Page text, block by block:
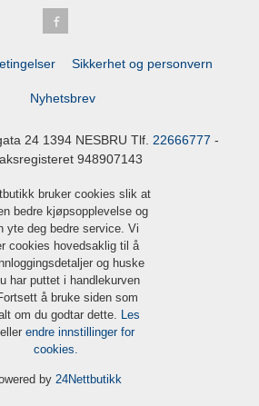
Sikkerhet og personvern
Nyhetsbrev
24 1394 NESBRU Tlf. 22666777 -
948907143
bruker cookies slik at
bedre kjøpsopplevelse og
yte deg bedre service. Vi
cookies hovedsaklig til å
og huske
har puttet i handlekurven
å bruke siden som
om du godtar dette.
Les
eller endre innstillinger for
cookies.
by 24Nettbutikk